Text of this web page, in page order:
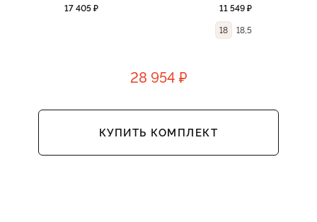
17 405 ₽ 11 549 ₽
18 18,5
28 954 ₽
КУПИТЬ КОМПЛЕКТ